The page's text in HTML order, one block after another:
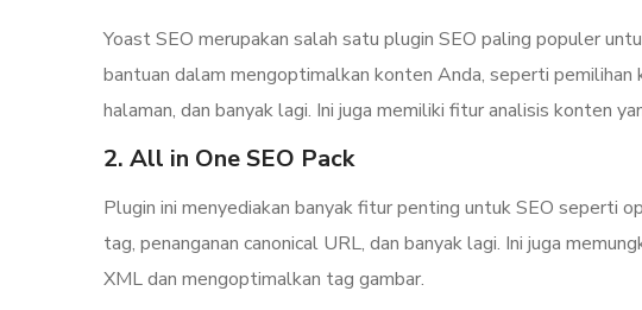
Yoast SEO merupakan salah satu plugin SEO paling populer
bantuan dalam mengoptimalkan konten Anda, seperti pemilihan
halaman, dan banyak lagi. Ini juga memiliki fitur analisis konten
2. All in One SEO Pack
Plugin ini menyediakan banyak fitur penting untuk SEO seperti
tag, penanganan canonical URL, dan banyak lagi. Ini juga
XML dan mengoptimalkan tag gambar.